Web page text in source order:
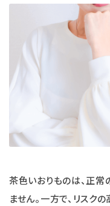
茶色いおりものは、正
ません。一方で、リスク